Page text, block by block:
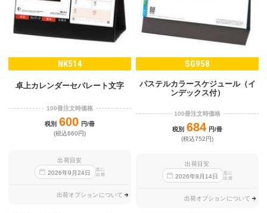
NK514
卓上カレンダーセパレート文字
100冊注文時価格
税別 600 円/冊
(税込660円)
出荷目安
2026年9 月24日
迄に
出荷
出荷オプションについて
SG958
パステルカラースケジュール（イ
ンデックス付）
100冊注文時価格
税別 684 円/冊
(税込752円)
出荷目安
2026年9 月14日
迄に
出荷
出荷オプションについて